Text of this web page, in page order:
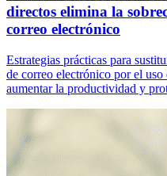
directos elimina la
correo electrónico
Estrategias prácticas para
de correo electrónico por el
aumentar la productividad y